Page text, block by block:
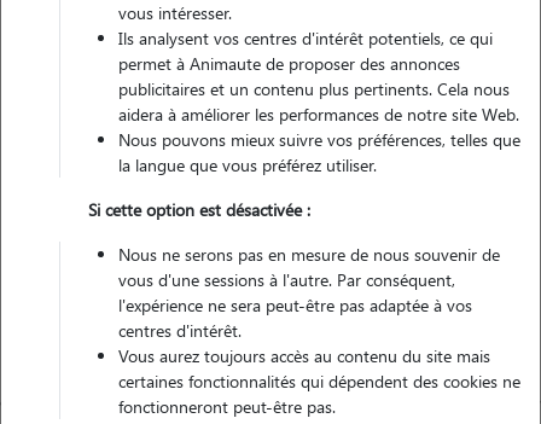
Véhiculé
Garde réalisée
Contacter
L'envoi d'une demande est sans engagement
vous intéresser.
Ils analysent vos centres d'intérêt potentiels, ce qui
permet à Animaute de proposer des annonces
publicitaires et un contenu plus pertinents. Cela nous
aidera à améliorer les performances de notre site Web.
Nous pouvons mieux suivre vos préférences, telles que
la langue que vous préférez utiliser.
Si cette option est désactivée :
Nous ne serons pas en mesure de nous souvenir de
vous d'une sessions à l'autre. Par conséquent,
l'expérience ne sera peut-être pas adaptée à vos
centres d'intérêt.
Vous aurez toujours accès au contenu du site mais
certaines fonctionnalités qui dépendent des cookies ne
fonctionneront peut-être pas.